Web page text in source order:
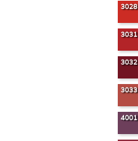
3028
3031
3032
3033
4001